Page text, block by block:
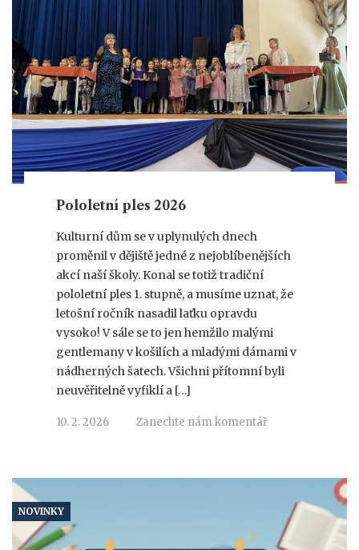
Pololetní ples 2026
Kulturní dům se v uplynulých dnech
proměnil v dějiště jedné z nejoblíbenějších
akcí naší školy. Konal se totiž tradiční
pololetní ples 1. stupně, a musíme uznat, že
letošní ročník nasadil laťku opravdu
vysoko! V sále se to jen hemžilo malými
gentlemany v košilích a mladými dámami v
nádherných šatech. Všichni přítomní byli
neuvěřitelně vyfiklí a […]
10. 2. 2026 Zanechte nám komentář
NOVINKY